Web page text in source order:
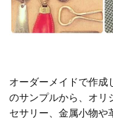
オーダーメイドで作成
のサンプルから、オリ
セサリー、金属小物や